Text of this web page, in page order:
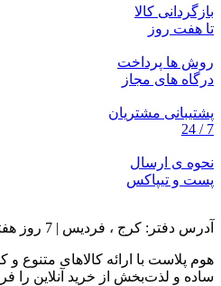
شوند
بازگردانی کالا
تا هفت روز
روش ها پرداخت
درگاه های مجاز
پشتیبانی مشتریان
7 / 24
نحوه ی ارسال
پست و تیپاکس
آدرس دفتر: کرج ، فردیس | 7 روز هفته، 24 ساعته
هوم پلاست با ارائه کالاهای متنوع و
ساده و لذت‌بخش از خرید آنلاین را